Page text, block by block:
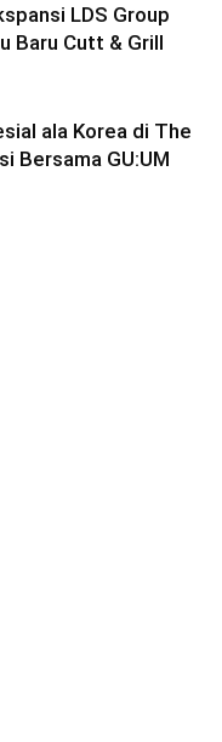
LDS Group
Baru Cutt & Grill
ala Korea di The
Bersama GU:UM